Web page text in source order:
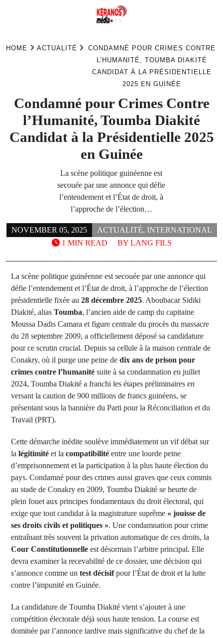
HOME ACTUALITÉ
CONDAMNÉ POUR CRIMES CONTRE
L’HUMANITÉ, TOUMBA DIAKITÉ
CANDIDAT À LA PRÉSIDENTIELLE
2025 EN GUINÉE
Condamné pour Crimes Contre
l’Humanité, Toumba Diakité
Candidat à la Présidentielle 2025
en Guinée
La scène politique guinéenne est
secouée par une annonce qui défie
l’entendement et l’État de droit, à
l’approche de l’élection…
NOVEMBER 05, 2025 ACTUALITÉ, INTERNATIONAL
BY LANG FILS
1 MIN READ
La scène politique guinéenne est secouée par une annonce qui
défie l’entendement et l’État de droit, à l’approche de l’élection
présidentielle fixée au 28 décembre 2025. Aboubacar Sidiki
Diakité, alias Toumba, l’ancien aide de camp du capitaine
Moussa Dadis Camara et figure centrale du procès du massacre
du 28 septembre 2009, a officiellement déposé sa candidature
pour ce scrutin crucial. Depuis sa cellule à la maison centrale de
Conakry, où il purge une peine de dix ans de prison pour
crimes contre l’humanité suite à sa condamnation en juillet
2024, Toumba Diakité a franchi les étapes préliminaires en
versant la caution de 900 millions de francs guinéens, se
présentant sous la bannière du Parti pour la Réconciliation et du
Travail (PRT).
Cette démarche inédite soulève immédiatement un vif débat sur
la légitimité et la compatibilité entre une lourde peine
d’emprisonnement et la participation à la plus haute élection du
pays. Condamné pour des crimes aussi graves que ceux commis
au stade de Conakry en 2009, Toumba Diakité se heurte de
plein fouet aux principes fondamentaux du droit électoral, qui
exige que tout candidat à la magistrature suprême « jouisse de
ses droits civils et politiques ». Une condamnation pour crime
entraînant très souvent la privation automatique de ces droits, la
Cour Constitutionnelle est désormais l’arbitre principal. Elle
devra examiner la recevabilité de ce dossier, une décision qui
s’annonce comme un test décisifpour l’État de droit et la lutte
contre l’impunité en Guinée.
La candidature de Toumba Diakité vient s’ajouter à une
compétition électorale déjà sous haute tension. La course est
dominée par l’annonce tardive mais significative du chef de la